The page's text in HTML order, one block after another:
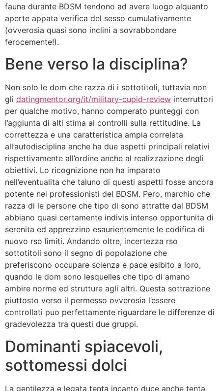
fauna durante BDSM tendono ad avere luogo alquanto
aperte appata verifica del sesso cumulativamente
(ovverosia quasi sono inclini a sovrabbondare
ferocemente!).
Bene verso la disciplina?
Non solo le dom che razza di i sottotitoli, tuttavia non
gli datingmentor.org/it/military-cupid-review interruttori
per qualche motivo, hanno comperato punteggi con
l’aggiunta di alti stima ai controlli sulla rettitudine. La
correttezza e una caratteristica ampia correlata
all’autodisciplina anche ha due aspetti principali relativi
rispettivamente all’ordine anche al realizzazione degli
obiettivi. Lo ricognizione non ha imparato
nell’eventualita che taluno di questi aspetti fosse ancora
potente nei professionisti del BDSM. Pero, marchio che
razza di le persone che tipo di sono attratte dal BDSM
abbiano quasi certamente indivis intenso opportunita di
serenita ed apprezzino esaurientemente le codifica di
nuovo rso limiti. Andando oltre, incertezza rso
sottotitoli sono il segno di popolazione che
preferiscono occupare scienza e pace esibito a loro,
quando le dom sono lesquelles che tipo di amano
ambire norme ed strutture agli altri. Questa sottrazione
piuttosto verso il permesso ovverosia l’essere
controllati puo perfettamente riguardare le differenze di
gradevolezza tra questi due gruppi.
Dominanti spiacevoli,
sottomessi dolci
La gentilezza e legata tenta incanto duce anche tenta